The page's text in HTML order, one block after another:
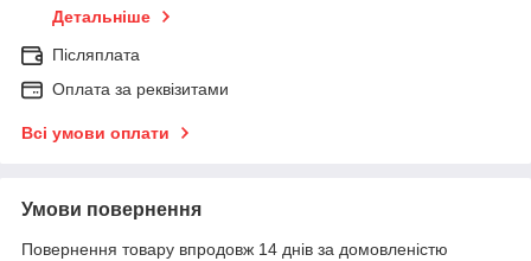
Детальніше
Післяплата
Оплата за реквізитами
Всі умови оплати
Умови повернення
Повернення товару впродовж 14 днів за домовленістю